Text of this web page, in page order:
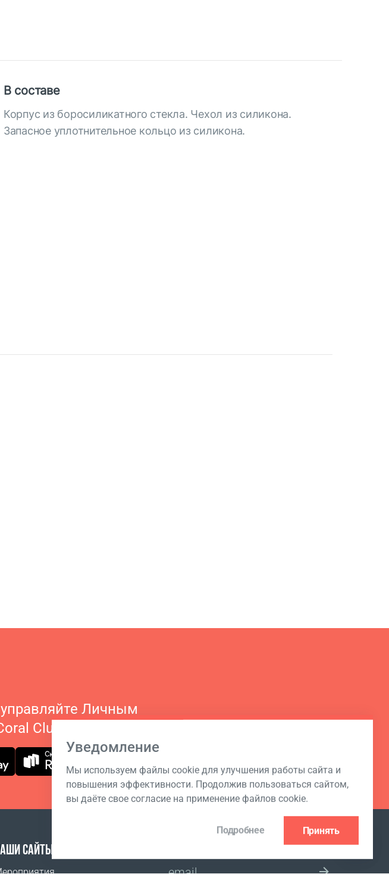
В составе
Корпус из боросиликатного стекла. Чехол из силикона.
Запасное уплотнительное кольцо из силикона.
Уведомление
Мы используем файлы cookie для улучшения работы сайта и
повышения эффективности. Продолжив пользоваться сайтом,
вы даёте свое согласие на применение файлов cookie.
Подробнее Принять
Личным
Club
САЙТЫ